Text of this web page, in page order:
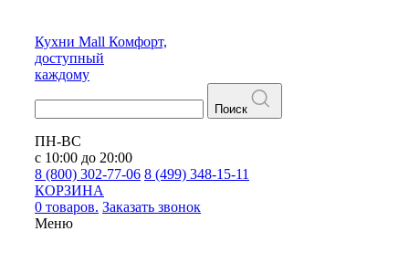
Кухни Mall Комфорт,
доступный
каждому
Поиск
ПН-ВС
с 10:00 до 20:00
8 (800) 302-77-06 8 (499) 348-15-11
КОРЗИНА
0 товаров. Заказать звонок
Меню